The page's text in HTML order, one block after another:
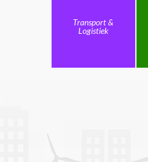
Transport &
Logistiek